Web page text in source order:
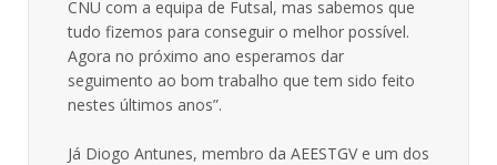
CNU com a equipa de Futsal, mas sabemos que
tudo fizemos para conseguir o melhor possível.
Agora no próximo ano esperamos dar
seguimento ao bom trabalho que tem sido feito
nestes últimos anos”.
Já Diogo Antunes, membro da AEESTGV e um dos